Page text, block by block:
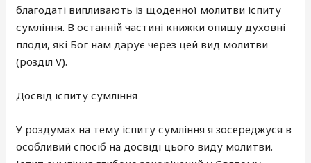
благодаті випливають із щоденної молитви іспиту
сумління. В останній частині книжки опишу духовні
плоди, які Бог нам дарує через цей вид молитви
(розділ V).
Досвід іспиту сумління
У роздумах на тему іспиту сумління я зосереджуся в
особливий спосіб на досвіді цього виду молитви.